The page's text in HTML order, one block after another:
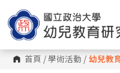
到
主
要
內
容
區 首頁 /學術活動 / 幼兒教